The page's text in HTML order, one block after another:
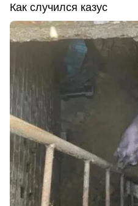
Как случился казус